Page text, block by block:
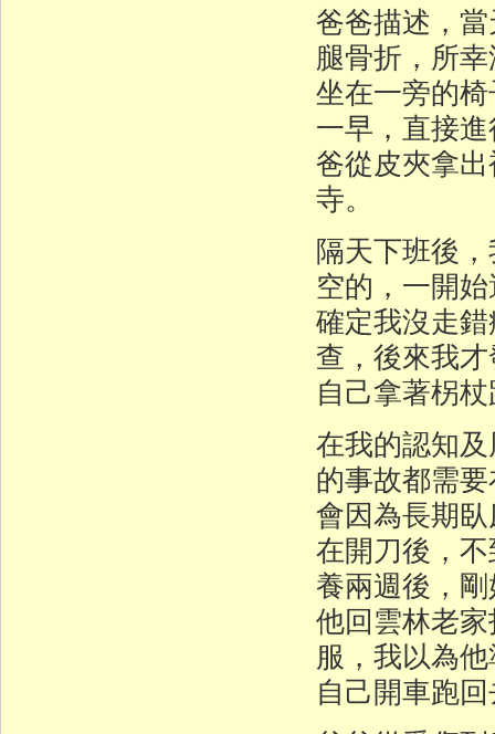
爸爸描述，
腿骨折，所
坐在一旁的
一早，直接
爸從皮夾拿
寺。
隔天下班後
空的，一開
確定我沒走
查，後來我
自己拿著柺
在我的認知
的事故都需
會因為長期
在開刀後，
養兩週後，
他回雲林老
服，我以為
自己開車跑